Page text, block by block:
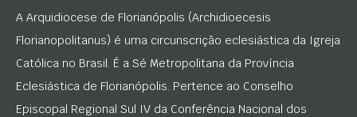
A Arquidiocese de Florianópolis (Archidioecesis
Florianopolitanus) é uma circunscrição eclesiástica da Igreja
Católica no Brasil. É a Sé Metropolitana da Província
Eclesiástica de Florianópolis. Pertence ao Conselho
Episcopal Regional Sul IV da Conferência Nacional dos